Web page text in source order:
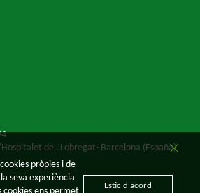
de LLobregat- Barcelona (España)
pròpies i de
seva experiència
Estic d'acord